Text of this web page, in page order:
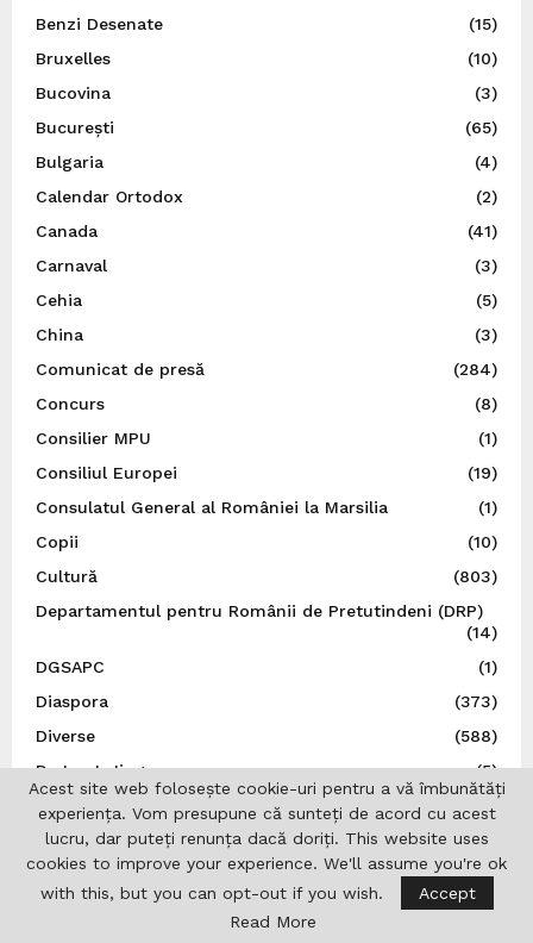
Benzi Desenate
(15)
Bruxelles
(10)
Bucovina
(3)
București
(65)
Bulgaria
(4)
Calendar Ortodox
(2)
Canada
(41)
Carnaval
(3)
Cehia
(5)
China
(3)
Comunicat de presă
(284)
Concurs
(8)
Consilier MPU
(1)
Consiliul Europei
(19)
Consulatul General al României la Marsilia
(1)
Copii
(10)
Cultură
(803)
Departamentul pentru Românii de Pretutindeni (DRP)
(14)
DGSAPC
(1)
Diaspora
(373)
Diverse
(588)
Dr. Ion I. Jinga
(5)
Droguri
(31)
DRP
(5)
Editoriale
(24)
(31)
Acest site web folosește cookie-uri pentru a vă îmbunătăți
experiența. Vom presupune că sunteți de acord cu acest
lucru, dar puteți renunța dacă doriți. This website uses
cookies to improve your experience. We'll assume you're ok
with this, but you can opt-out if you wish.
Accept
Read More